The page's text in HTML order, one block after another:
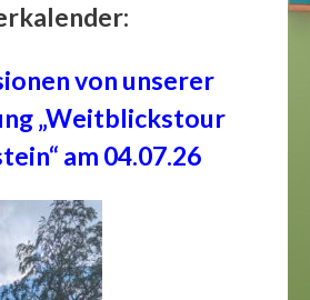
von unserer
„Weitblickstour
am 04.07.26